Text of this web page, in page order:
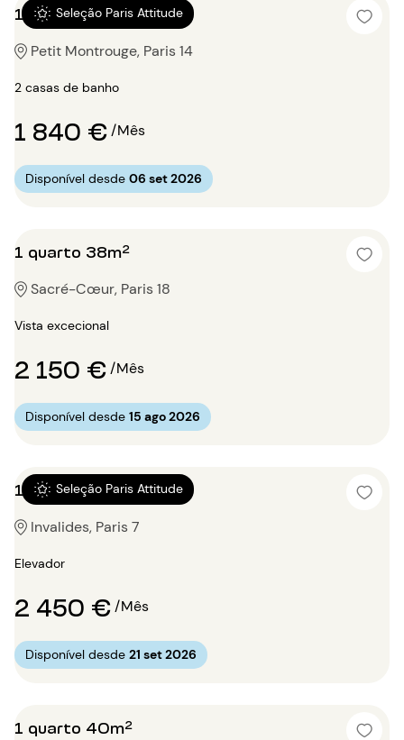
Seleção Paris Attitude
1 quarto 45m²
Petit Montrouge, Paris 14
2 casas de banho
1 840 €/Mês
Disponível desde 06 set 2026
1 quarto 38m²
Sacré-Cœur, Paris 18
Vista excecional
2 150 €/Mês
Disponível desde 15 ago 2026
Seleção Paris Attitude
1 quarto 57m²
Invalides, Paris 7
Elevador
2 450 €/Mês
Disponível desde 21 set 2026
1 quarto 40m²